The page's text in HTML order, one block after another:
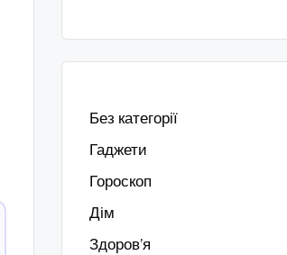
Без категорії
Гаджети
Гороскоп
Дім
Здоров’я